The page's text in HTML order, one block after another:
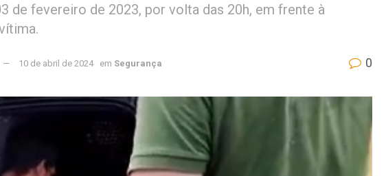
de fevereiro de 2023, por volta das 20h, em frente à
10 de abril de 2024 em Segurança 0